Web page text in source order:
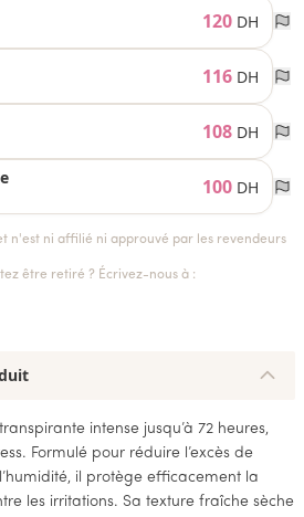
120 DH
116 DH
108 DH
100 DH
n'est ni affilié ni approuvé par les revendeurs
être retiré ? Écrivez-nous à :
intense jusqu’à 72 heures,
Formulé pour réduire l’excès de
il protège efficacement la
les irritations. Sa texture fraîche sèche